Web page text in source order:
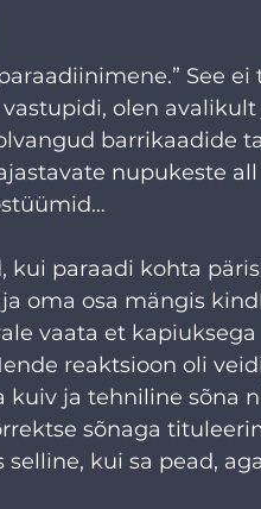
See
olen avalikult
barrikaadide
nupukeste all
kui paraadi kohta
oma osa mängis
vaata et
reaktsioon oli
kuiv ja tehniline sõna
sõnaga
selline, kui sa pead,